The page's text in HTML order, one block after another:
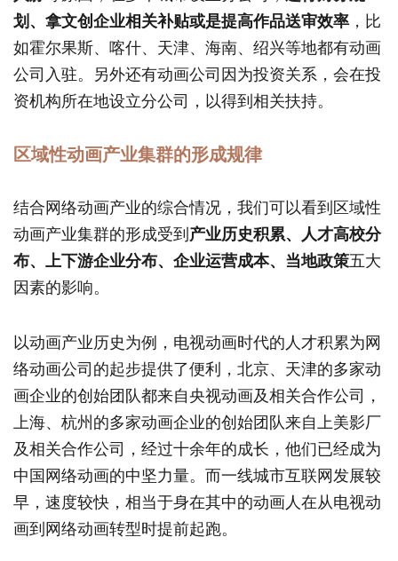
划、拿文创企业相关补贴或是提高作品送审效率 ，比
如霍尔果斯、喀什、天津、海南、绍兴等地都有动画
公司入驻。另外还有动画公司因为投资关系，会在投
资机构所在地设立分公司，以得到相关扶持。
区域性动画产业集群的形成规律
结合网络动画产业的综合情况，我们可以看到区域性
动画产业集群的形成受到 产业历史积累、人才高校分
布、上下游企业分布、企业运营成本、当地政策五大
因素的影响。
以动画产业历史为例，电视动画时代的人才积累为网
络动画公司的起步提供了便利，北京、天津的多家动
画企业的创始团队都来自央视动画及相关合作公司，
上海、杭州的多家动画企业的创始团队来自上美影厂
及相关合作公司，经过十余年的成长，他们已经成为
中国网络动画的中坚力量。而一线城市互联网发展较
早，速度较快，相当于身在其中的动画人在从电视动
画到网络动画转型时提前起跑。